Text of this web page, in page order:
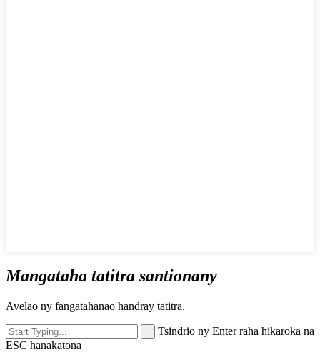
Mangataha tatitra santionany
Avelao ny fangatahanao handray tatitra.
Tsindrio ny Enter raha hikaroka na
ESC hanakatona